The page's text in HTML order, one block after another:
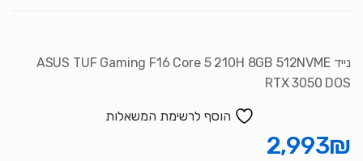
נייד ASUS TUF Gaming F16 Core 5 210H 8GB 512NVME
RTX 3050 DOS
הוסף לרשימת המשאלות
2,993₪